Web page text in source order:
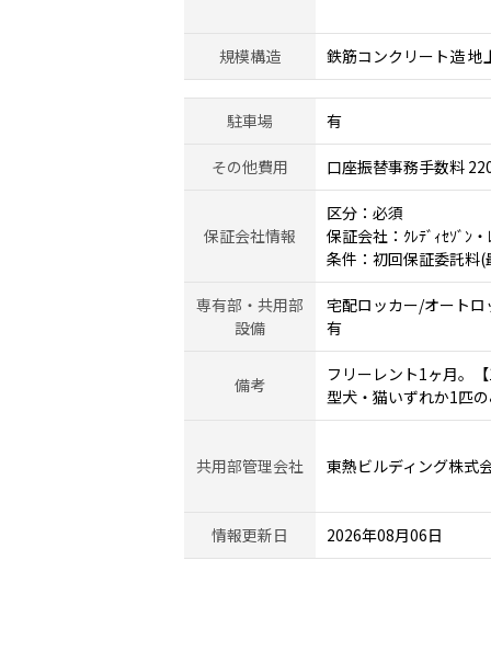
規模構造 鉄筋コンクリート造 地
駐車場 有
その他費用 口座振替事務手数料
保証会社情報
区分：必須
保証会社：ｸﾚﾃﾞｨｾｿﾞﾝ
条件：初回保証委託料
専有部・共用部
設備
宅配ロッカー/オート
有
備考
フリーレント1ヶ月。
型犬・猫いずれか1匹
共用部管理会社 東熱ビルディング株式
情報更新日 2026年08月06日